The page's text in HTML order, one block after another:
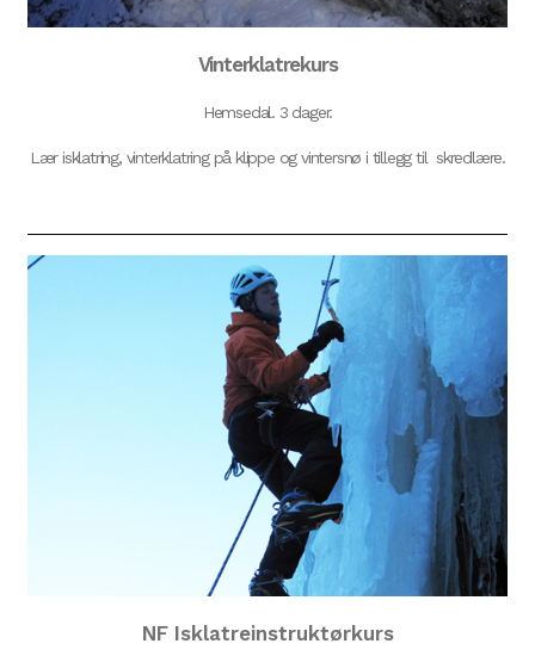
Vinterklatrekurs
Hemsedal. 3 dager.
Lær isklatring, vinterklatring på klippe og vintersnø i tillegg til skredlære.
NF Isklatreinstruktørkurs